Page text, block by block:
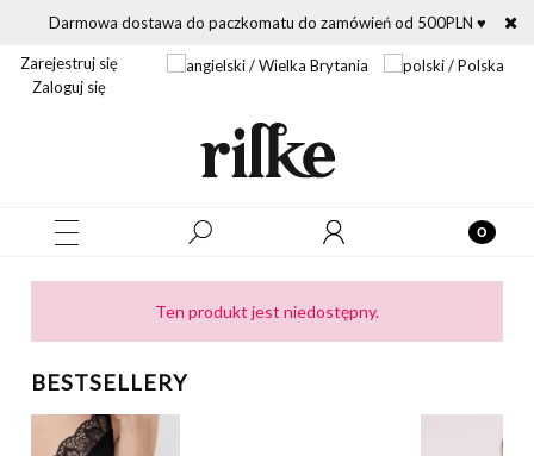
Darmowa dostawa do paczkomatu do zamówień od 500PLN ♥
Zarejestruj się
Zaloguj się
Ten produkt jest niedostępny.
BESTSELLERY